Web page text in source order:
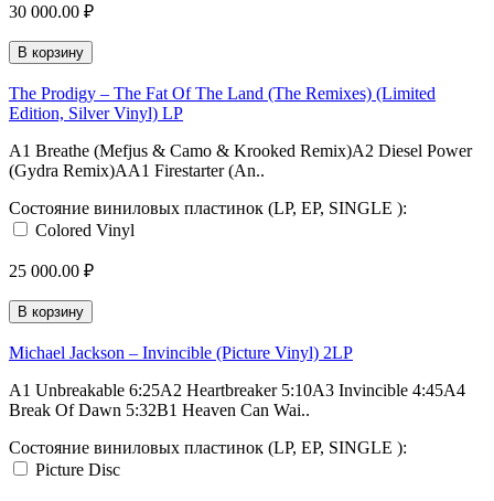
30 000.00 ₽
В корзину
The Prodigy – The Fat Of The Land (The Remixes) (Limited
Edition, Silver Vinyl) LP
A1 Breathe (Mefjus & Camo & Krooked Remix)A2 Diesel Power
(Gydra Remix)AA1 Firestarter (An..
Состояние виниловых пластинок (LP, EP, SINGLE ):
Colored Vinyl
25 000.00 ₽
В корзину
Michael Jackson – Invincible (Picture Vinyl) 2LP
A1 Unbreakable 6:25A2 Heartbreaker 5:10A3 Invincible 4:45A4
Break Of Dawn 5:32B1 Heaven Can Wai..
Состояние виниловых пластинок (LP, EP, SINGLE ):
Picture Disc